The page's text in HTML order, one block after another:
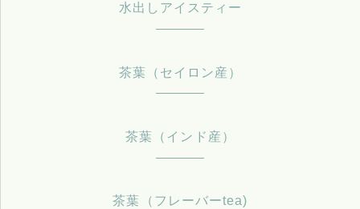
水出しアイスティー
茶葉（セイロン産）
茶葉（インド産）
茶葉（フレーバーtea)